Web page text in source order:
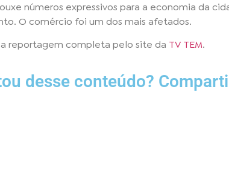
números expressivos para a economia da
O comércio foi um dos mais afetados.
a reportagem completa pelo site da TV TEM.
desse conteúdo?